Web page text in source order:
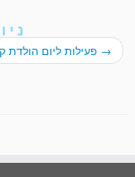
→ פעילות ליום הולדת